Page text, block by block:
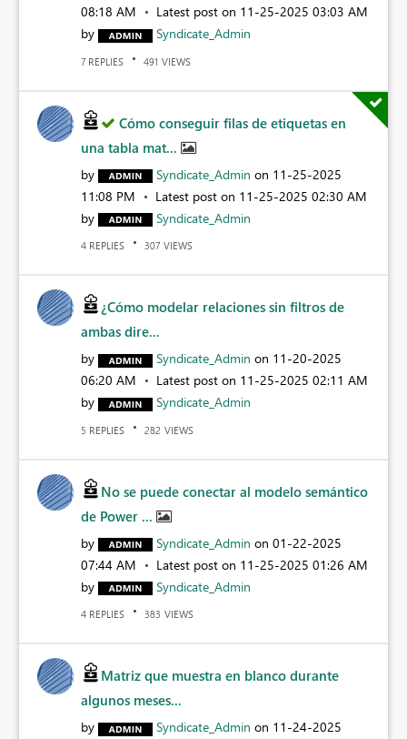
08:18 AM
Latest post on ‎11-25-2025 03:03 AM
by
Syndicate_Admin
7 REPLIES 491 VIEWS
Cómo conseguir filas de etiquetas en
una tabla mat...
by Syndicate_Admin on ‎11-25-2025
11:08 PM
Latest post on ‎11-25-2025 02:30 AM
by
Syndicate_Admin
4 REPLIES 307 VIEWS
¿Cómo modelar relaciones sin filtros de
ambas dire...
by Syndicate_Admin on ‎11-20-2025
06:20 AM
Latest post on ‎11-25-2025 02:11 AM
by
Syndicate_Admin
5 REPLIES 282 VIEWS
No se puede conectar al modelo semántico
de Power ...
by Syndicate_Admin on ‎01-22-2025
07:44 AM
Latest post on ‎11-25-2025 01:26 AM
by
Syndicate_Admin
4 REPLIES 383 VIEWS
Matriz que muestra en blanco durante
algunos meses...
by Syndicate_Admin on ‎11-24-2025